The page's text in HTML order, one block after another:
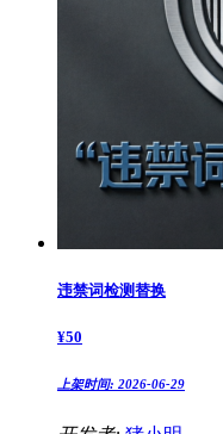
违禁词检测替换
¥50
上架时间: 2026-06-29